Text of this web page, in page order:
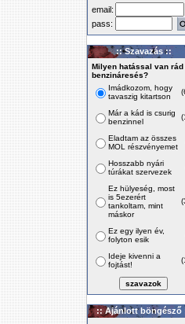
email:
pass:
:: Szavazás ::
Milyen hatással van rád
benzináresés?
Imádkozom, hogy
tavaszig kitartson
Már a kád is csurig
benzinnel
Eladtam az összes
MOL részvényemet
Hosszabb nyári
túrákat szervezek
Ez hülyeség, most
is 5ezerért
tankoltam, mint
máskor
Ez egy ilyen év,
folyton esik
Ideje kivenni a
fojtást!
:: Ajánlott böngésző